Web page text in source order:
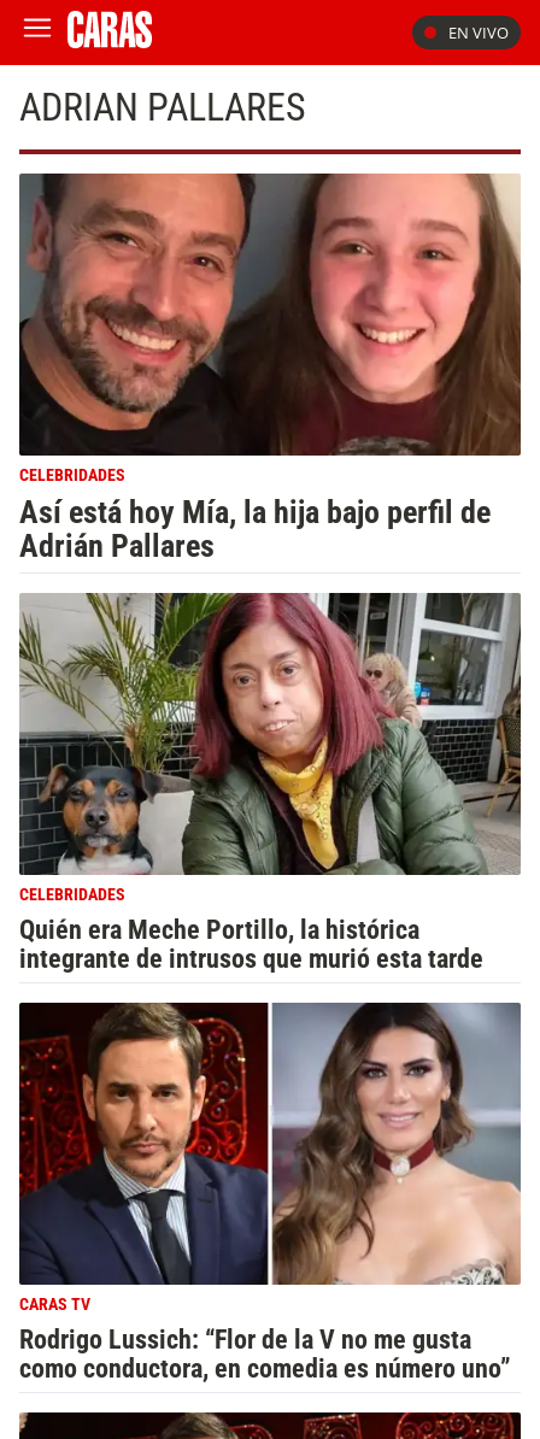
EN VIVO
ADRIAN PALLARES
CELEBRIDADES
Así está hoy Mía, la hija bajo perfil de
Adrián Pallares
CELEBRIDADES
Quién era Meche Portillo, la histórica
integrante de intrusos que murió esta tarde
CARAS TV
Rodrigo Lussich: “Flor de la V no me gusta
como conductora, en comedia es número uno”